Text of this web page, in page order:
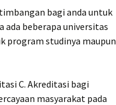
bagi anda untuk
ada beberapa universitas
program studinya maupun
C. Akreditasi bagi
masyarakat pada